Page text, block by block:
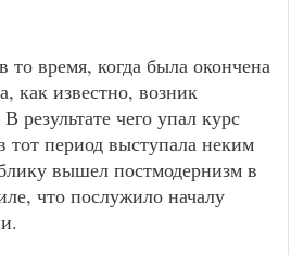
то время, когда была окончена
как известно, возник
результате чего упал курс
тот период выступала неким
вышел постмодернизм в
что послужило началу